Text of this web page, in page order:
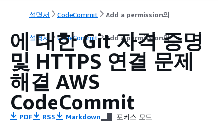
설명서 CodeCommit Add a permission의
설명서 CodeCommit Add a permission의
에 대한 Git 자격 증명
및 HTTPS 연결 문제
해결 AWS
CodeCommit
PDF RSS Markdown 포커스 모드